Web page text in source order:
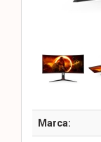
Marca: